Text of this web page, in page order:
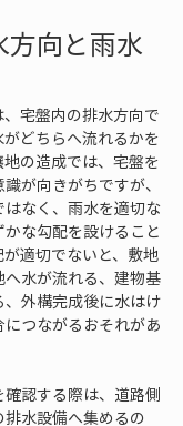
向と雨水
宅盤内の排水方向で
どちらへ流れるかを
の造成では、宅盤を
が向きがちですが、
なく、雨水を適切な
な勾配を設けること
適切でないと、敷地
水が流れる、建物基
外構完成後に水はけ
つながるおそれがあ
認する際は、道路側
水設備へ集めるの